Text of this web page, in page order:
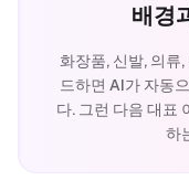
배경
화장품, 신발, 의류
드하면 AI가 자동
다. 그런 다음 대표
하